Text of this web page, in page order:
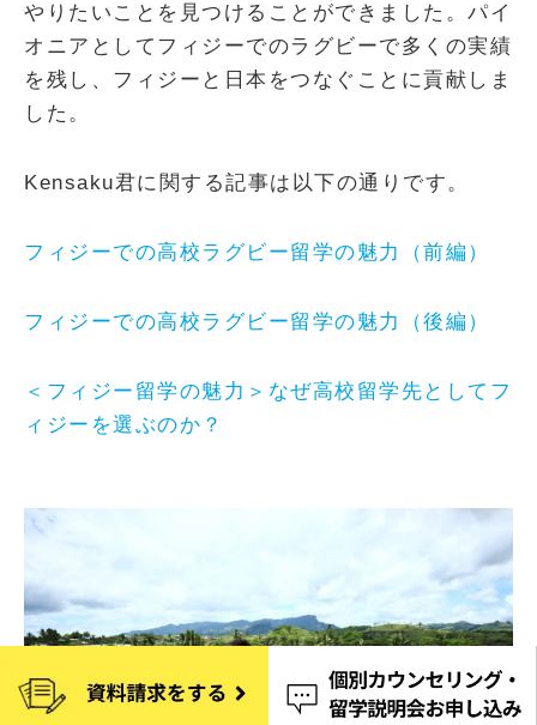
やりたいことを見つけることができました。パイ
オニアとしてフィジーでのラグビーで多くの実績
を残し、フィジーと日本をつなぐことに貢献しま
した。
Kensaku君に関する記事は以下の通りです。
フィジーでの高校ラグビー留学の魅力（前編）
フィジーでの高校ラグビー留学の魅力（後編）
＜フィジー留学の魅力＞なぜ高校留学先としてフ
ィジーを選ぶのか？